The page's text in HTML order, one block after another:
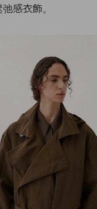
感衣飾。